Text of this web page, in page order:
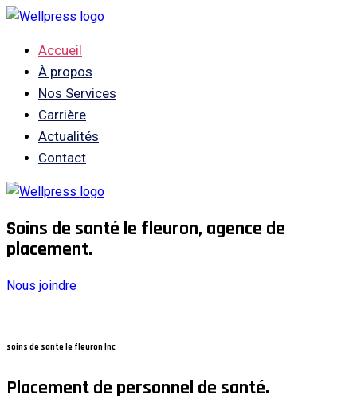
Accueil
À propos
Nos Services
Carrière
Actualités
Contact
Soins de santé le fleuron, agence de
placement.
Nous joindre
soins de sante le fleuron Inc
Placement de personnel de santé.